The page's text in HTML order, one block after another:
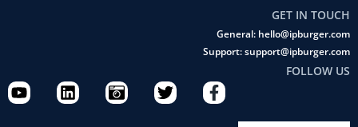
GET IN TOUCH
General: hello@ipburger.com
Support: support@ipburger.com
FOLLOW US
F
a
T
w
C
a
L
i
Y
o